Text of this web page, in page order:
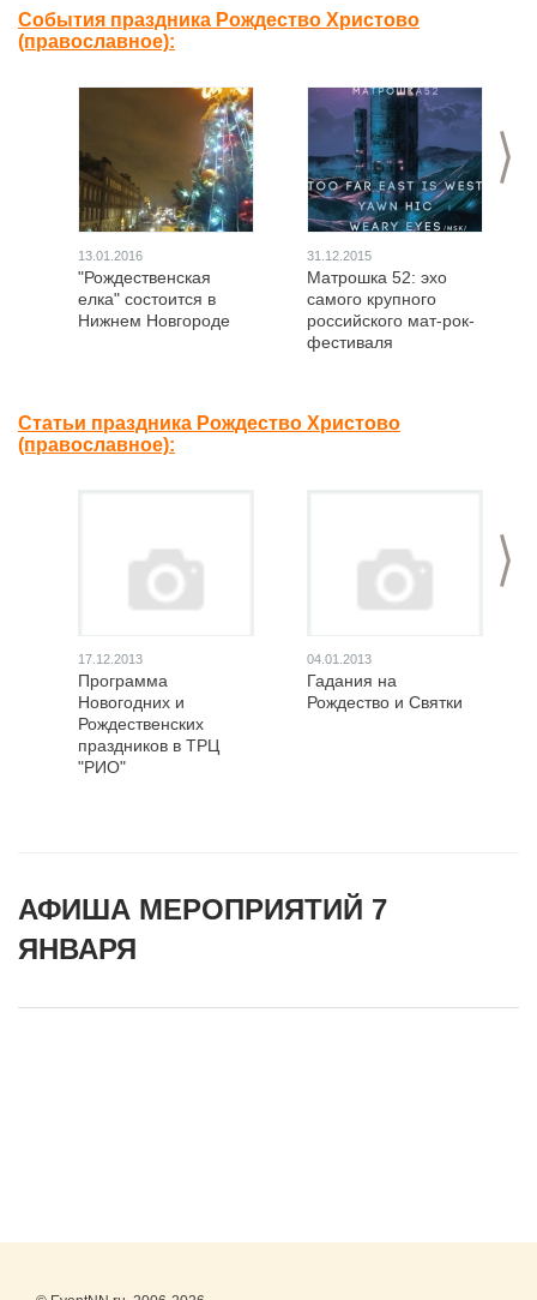
События праздника Рождество Христово
(православное):
>
13.01.2016
"Рождественская
елка" состоится в
Нижнем Новгороде
31.12.2015
Матрошка 52: эхо
самого крупного
российского мат-рок-
фестиваля
Статьи праздника Рождество Христово
(православное):
>
17.12.2013
Программа
Новогодних и
Рождественских
праздников в ТРЦ
"РИО"
04.01.2013
Гадания на
Рождество и Святки
АФИША МЕРОПРИЯТИЙ 7
ЯНВАРЯ